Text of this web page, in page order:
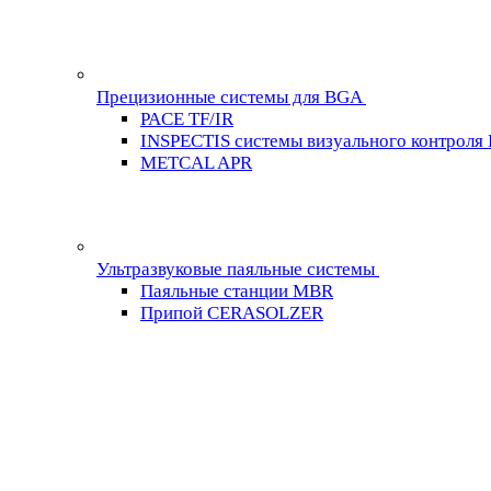
Прецизионные системы для BGA
PACE TF/IR
INSPECTIS системы визуального контроля
METCAL APR
Ультразвуковые паяльные системы
Паяльные станции MBR
Припой CERASOLZER